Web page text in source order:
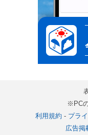
※PC
利用規約 - プラ
広告掲